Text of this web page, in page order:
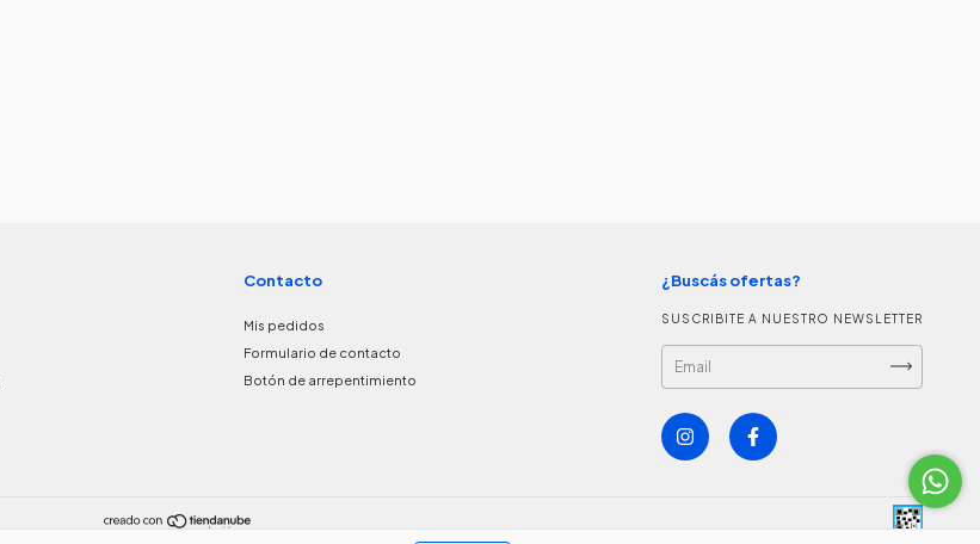
Contacto
Mis pedidos
Formulario de contacto
Botón de arrepentimiento
¿Buscás ofertas?
SUSCRIBITE A NUESTRO NEWSLETTER